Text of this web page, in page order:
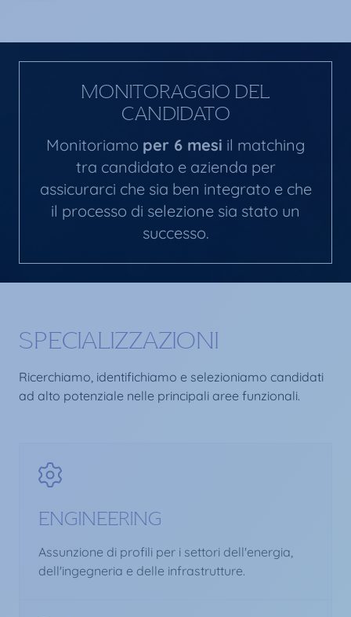
MONITORAGGIO DEL
CANDIDATO
Monitoriamo per 6 mesi il matching
tra candidato e azienda per
assicurarci che sia ben integrato e che
il processo di selezione sia stato un
successo.
SPECIALIZZAZIONI
Ricerchiamo, identifichiamo e selezioniamo candidati
ad alto potenziale nelle principali aree funzionali.
ENGINEERING
Assunzione di profili per i settori dell'energia,
dell'ingegneria e delle infrastrutture.